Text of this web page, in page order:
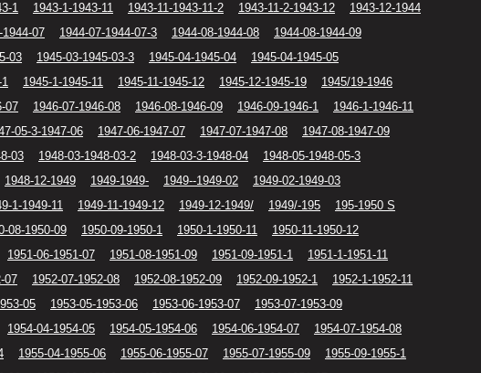
1 1943-1-1943-11 1943-11-1943-11-2 1943-11-2-1943-12
1943-12-1944
1944-07 1944-07-1944-07-3 1944-08-1944-08
1944-08-1944-09
03 1945-03-1945-03-3 1945-04-1945-04
1945-04-1945-05
1945-1-1945-11 1945-11-1945-12 1945-12-1945-19
1945/19-1946
07 1946-07-1946-08 1946-08-1946-09 1946-09-1946-1
1946-1-1946-11
05-3-1947-06 1947-06-1947-07 1947-07-1947-08
1947-08-1947-09
03 1948-03-1948-03-2 1948-03-3-1948-04
1948-05-1948-05-3
1948-12-1949 1949-1949- 1949--1949-02
1949-02-1949-03
1-1949-11 1949-11-1949-12 1949-12-1949/ 1949/-195
195-1950 S
08-1950-09 1950-09-1950-1 1950-1-1950-11
1950-11-1950-12
1951-06-1951-07 1951-08-1951-09 1951-09-1951-1
1951-1-1951-11
07 1952-07-1952-08 1952-08-1952-09 1952-09-1952-1
1952-1-1952-11
05 1953-05-1953-06 1953-06-1953-07
1953-07-1953-09
1954-04-1954-05 1954-05-1954-06 1954-06-1954-07
1954-07-1954-08
1955-04-1955-06 1955-06-1955-07 1955-07-1955-09
1955-09-1955-1